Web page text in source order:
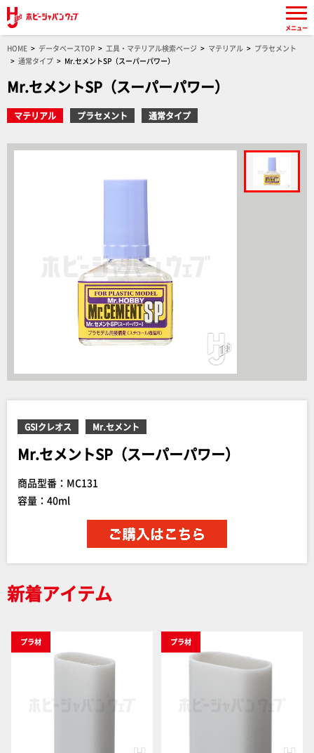
HOME データベースTOP 工具・マテリアル検索ページ マテリアル
プラセメント
通常タイプ
Mr.セメントSP（スーパーパワー）
Mr.セメントSP（スーパーパワー）
マテリアル プラセメント 通常タイプ
GSIクレオス Mr.セメント
Mr.セメントSP（スーパーパワー）
商品型番：MC131
容量：40ml
新着アイテム
プラ材 プラ材
メニュー